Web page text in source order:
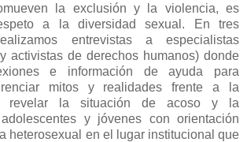
la exclusión y la violencia, es
a la diversidad sexual. En tres
entrevistas a especialistas
activistas de derechos humanos) donde
e información de ayuda para
mitos y realidades frente a la
revelar la situación de acoso y la
y jóvenes con orientación
heterosexual en el lugar institucional que